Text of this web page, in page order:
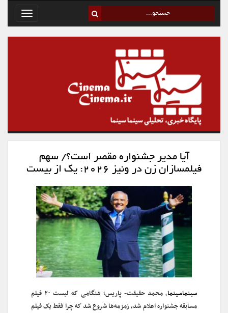
Toggle
آیا مدیر جشنواره مقصر است؟/ سهم
فیلمسازان زن در ونیز ۲۰۲۶: یک از بیست
سینماسینما
، محمد حقیقت- پاریس؛ هنگامی که‌ لیست ۲۰ فیلم
مسابقه جشنواره اعلام شد، زمزمه‌ها‌ شروع شد که چرا فقط یک فیلم